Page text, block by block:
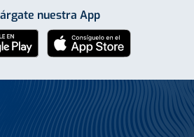
nuestra App